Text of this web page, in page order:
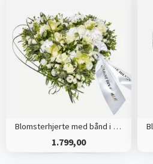
Blomsterhjerte med bånd i klassisk stil - creme
1.799,00